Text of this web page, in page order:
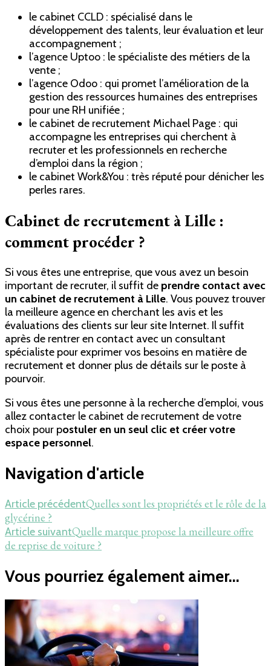
le cabinet CCLD : spécialisé dans le
développement des talents, leur évaluation et leur
accompagnement ;
l’agence Uptoo : le spécialiste des métiers de la
vente ;
l’agence Odoo : qui promet l’amélioration de la
gestion des ressources humaines des entreprises
pour une RH unifiée ;
le cabinet de recrutement Michael Page : qui
accompagne les entreprises qui cherchent à
recruter et les professionnels en recherche
d’emploi dans la région ;
le cabinet Work&You : très réputé pour dénicher les
perles rares.
Cabinet de recrutement à Lille :
comment procéder ?
Si vous êtes une entreprise, que vous avez un besoin
important de recruter, il suffit de prendre contact avec
un cabinet de recrutement à Lille. Vous pouvez trouver
la meilleure agence en cherchant les avis et les
évaluations des clients sur leur site Internet. Il suffit
après de rentrer en contact avec un consultant
spécialiste pour exprimer vos besoins en matière de
recrutement et donner plus de détails sur le poste à
pourvoir.
Si vous êtes une personne à la recherche d’emploi, vous
allez contacter le cabinet de recrutement de votre
choix pour postuler en un seul clic et créer votre
espace personnel.
Navigation d'article
Article précédentQuelles sont les propriétés et le rôle de la
glycérine ?
Article suivantQuelle marque propose la meilleure offre
de reprise de voiture ?
Vous pourriez également aimer...